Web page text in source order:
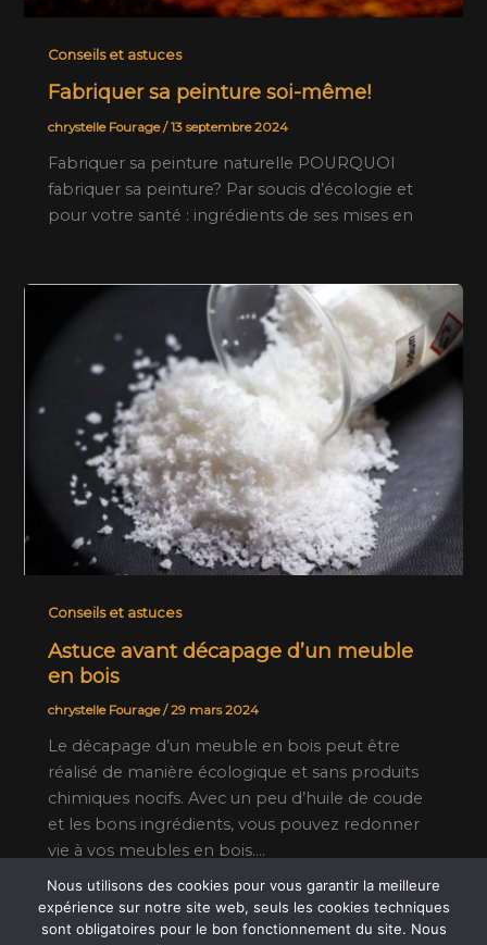
Conseils et astuces
Fabriquer sa peinture soi-même!
chrystelle Fourage/13 septembre 2024
Fabriquer sa peinture naturelle POURQUOI
fabriquer sa peinture? Par soucis d’écologie et
pour votre santé : ingrédients de ses mises en
Conseils et astuces
Astuce avant décapage d’un meuble
en bois
chrystelle Fourage/29 mars 2024
Le décapage d’un meuble en bois peut être
réalisé de manière écologique et sans produits
chimiques nocifs. Avec un peu d’huile de coude
et les bons ingrédients, vous pouvez redonner
vie à vos meubles en bois….
Nous utilisons des cookies pour vous garantir la meilleure
expérience sur notre site web, seuls les cookies techniques
sont obligatoires pour le bon fonctionnement du site. Nous